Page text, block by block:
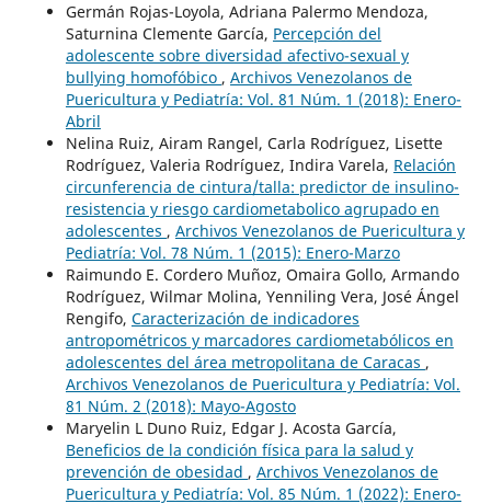
Germán Rojas-Loyola, Adriana Palermo Mendoza,
Saturnina Clemente García, Percepción del
adolescente sobre diversidad afectivo-sexual y
bullying homofóbico , Archivos Venezolanos de
Puericultura y Pediatría: Vol. 81 Núm. 1 (2018): Enero-
Abril
Nelina Ruiz, Airam Rangel, Carla Rodríguez, Lisette
Rodríguez, Valeria Rodríguez, Indira Varela, Relación
circunferencia de cintura/talla: predictor de insulino-
resistencia y riesgo cardiometabolico agrupado en
adolescentes , Archivos Venezolanos de Puericultura y
Pediatría: Vol. 78 Núm. 1 (2015): Enero-Marzo
Raimundo E. Cordero Muñoz, Omaira Gollo, Armando
Rodríguez, Wilmar Molina, Yenniling Vera, José Ángel
Rengifo, Caracterización de indicadores
antropométricos y marcadores cardiometabólicos en
adolescentes del área metropolitana de Caracas ,
Archivos Venezolanos de Puericultura y Pediatría: Vol.
81 Núm. 2 (2018): Mayo-Agosto
Maryelin L Duno Ruiz, Edgar J. Acosta García,
Beneficios de la condición física para la salud y
prevención de obesidad , Archivos Venezolanos de
Puericultura y Pediatría: Vol. 85 Núm. 1 (2022): Enero-